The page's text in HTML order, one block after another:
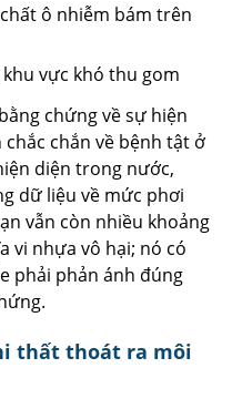
ô nhiễm bám trên
vực khó thu gom
chứng về sự hiện
chắn về bệnh tật ở
diện trong nước,
dữ liệu về mức phơi
vẫn còn nhiều khoảng
vi nhựa vô hại; nó có
phải phản ánh đúng
thất thoát ra môi